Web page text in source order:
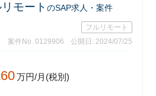
モート のSAP求人・案件
フルリモート
案件No. 0129906
公開日: 2024/07/25
万円/月(税別)